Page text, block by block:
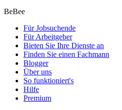
BeBee
Für Jobsuchende
Für Arbeitgeber
Bieten Sie Ihre Dienste an
Finden Sie einen Fachmann
Blogger
Über uns
So funktioniert's
Hilfe
Premium